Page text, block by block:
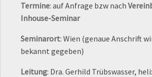
Termine: auf Anfrage bzw nach
Inhouse-Seminar
Seminarort: Wien (genaue Anschrift
bekannt gegeben)
Leitung: Dra. Gerhild Trübswasser,